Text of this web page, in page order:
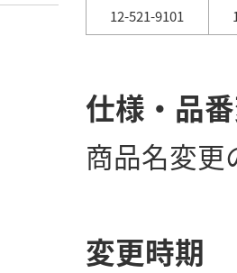
12-521-9101
仕様・品
商品名変更
変更時期